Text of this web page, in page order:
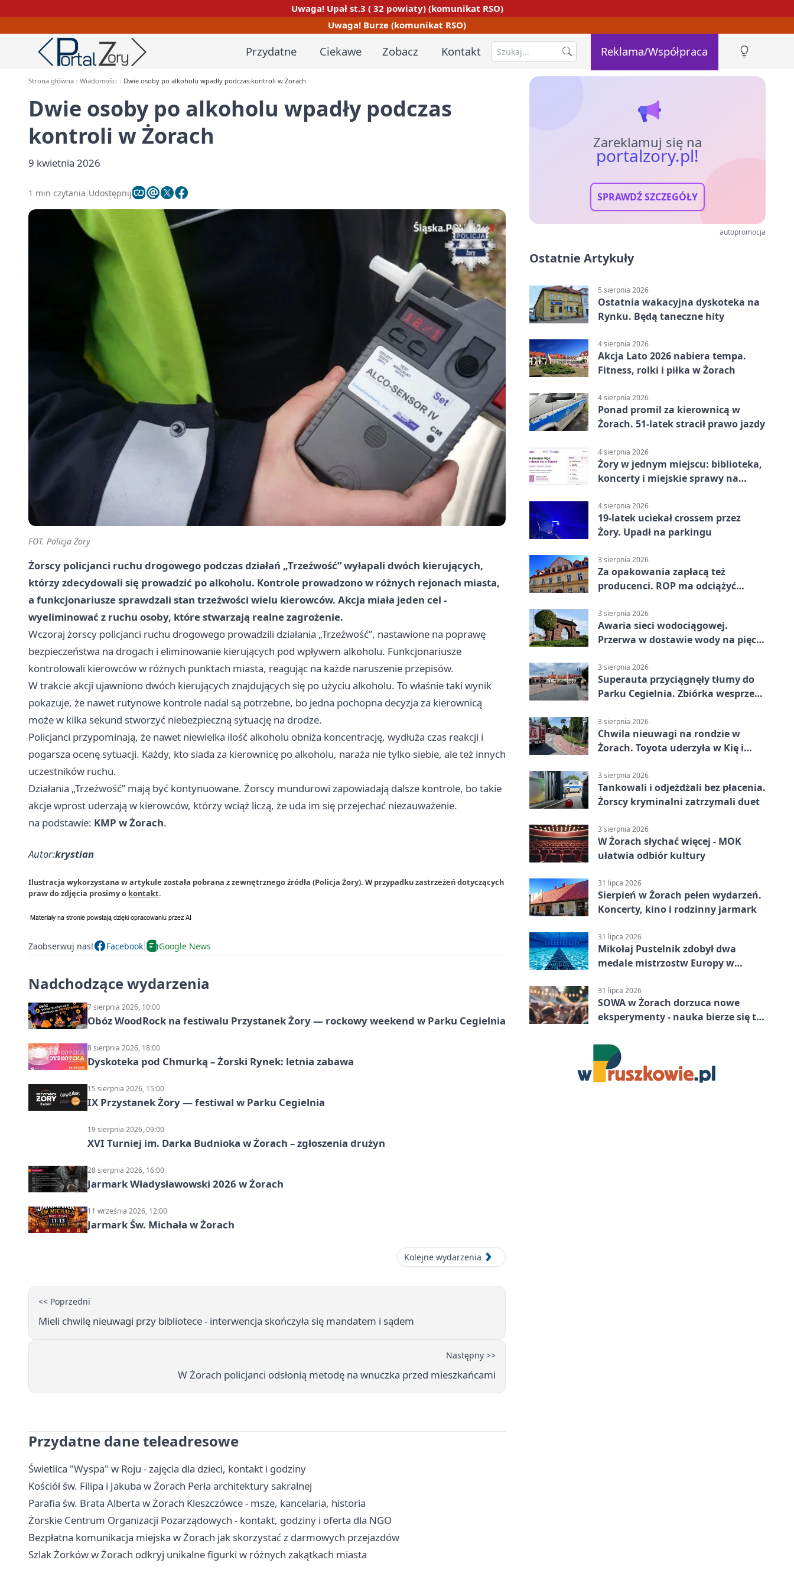
Uwaga! Upał st.3 ( 32 powiaty) (komunikat RSO)
Uwaga! Burze (komunikat RSO)
Przydatne Ciekawe Zobacz Kontakt Reklama/Współpraca
Strona główna Wiadomości Dwie osoby po alkoholu wpadły podczas kontroli w Żorach
Dwie osoby po alkoholu wpadły podczas
kontroli w Żorach
9 kwietnia 2026
1 min czytania Udostępnij
FOT. Policja Żory
Żorscy policjanci ruchu drogowego podczas działań „Trzeźwość” wyłapali dwóch kierujących,
którzy zdecydowali się prowadzić po alkoholu. Kontrole prowadzono w różnych rejonach miasta,
a funkcjonariusze sprawdzali stan trzeźwości wielu kierowców. Akcja miała jeden cel -
wyeliminować z ruchu osoby, które stwarzają realne zagrożenie.
Wczoraj żorscy policjanci ruchu drogowego prowadzili działania „Trzeźwość”, nastawione na poprawę
bezpieczeństwa na drogach i eliminowanie kierujących pod wpływem alkoholu. Funkcjonariusze
kontrolowali kierowców w różnych punktach miasta, reagując na każde naruszenie przepisów.
W trakcie akcji ujawniono dwóch kierujących znajdujących się po użyciu alkoholu. To właśnie taki wynik
pokazuje, że nawet rutynowe kontrole nadal są potrzebne, bo jedna pochopna decyzja za kierownicą
może w kilka sekund stworzyć niebezpieczną sytuację na drodze.
Policjanci przypominają, że nawet niewielka ilość alkoholu obniża koncentrację, wydłuża czas reakcji i
pogarsza ocenę sytuacji. Każdy, kto siada za kierownicę po alkoholu, naraża nie tylko siebie, ale też innych
uczestników ruchu.
Działania „Trzeźwość” mają być kontynuowane. Żorscy mundurowi zapowiadają dalsze kontrole, bo takie
akcje wprost uderzają w kierowców, którzy wciąż liczą, że uda im się przejechać niezauważenie.
na podstawie: KMP w Żorach.
Autor:krystian
Ilustracja wykorzystana w artykule została pobrana z zewnętrznego źródła (Policja Żory). W przypadku zastrzeżeń dotyczących
praw do zdjęcia prosimy o kontakt.
Zaobserwuj nas! Facebook Google News
Nadchodzące wydarzenia
7 sierpnia 2026, 10:00
Obóz WoodRock na festiwalu Przystanek Żory — rockowy weekend w Parku Cegielnia
8 sierpnia 2026, 18:00
Dyskoteka pod Chmurką – Żorski Rynek: letnia zabawa
15 sierpnia 2026, 15:00
IX Przystanek Żory — festiwal w Parku Cegielnia
19 sierpnia 2026, 09:00
XVI Turniej im. Darka Budnioka w Żorach – zgłoszenia drużyn
28 sierpnia 2026, 16:00
Jarmark Władysławowski 2026 w Żorach
11 września 2026, 12:00
Jarmark Św. Michała w Żorach
Kolejne wydarzenia
<< Poprzedni
Mieli chwilę nieuwagi przy bibliotece - interwencja skończyła się mandatem i sądem
Następny >>
W Żorach policjanci odsłonią metodę na wnuczka przed mieszkańcami
Przydatne dane teleadresowe
Świetlica "Wyspa" w Roju - zajęcia dla dzieci, kontakt i godziny
Kościół św. Filipa i Jakuba w Żorach Perła architektury sakralnej
Parafia św. Brata Alberta w Żorach Kleszczówce - msze, kancelaria, historia
Żorskie Centrum Organizacji Pozarządowych - kontakt, godziny i oferta dla NGO
Bezpłatna komunikacja miejska w Żorach jak skorzystać z darmowych przejazdów
Szlak Żorków w Żorach odkryj unikalne figurki w różnych zakątkach miasta
Zareklamuj się na
portalzory.pl!
SPRAWDŹ SZCZEGÓŁY
autopromocja
Ostatnie Artykuły
5 sierpnia 2026
Ostatnia wakacyjna dyskoteka na
Rynku. Będą taneczne hity
4 sierpnia 2026
Akcja Lato 2026 nabiera tempa.
Fitness, rolki i piłka w Żorach
4 sierpnia 2026
Ponad promil za kierownicą w
Żorach. 51-latek stracił prawo jazdy
4 sierpnia 2026
Żory w jednym miejscu: biblioteka,
koncerty i miejskie sprawy na
4 sierpnia 2026
19-latek uciekał crossem przez
Żory. Upadł na parkingu
3 sierpnia 2026
Za opakowania zapłacą też
producenci. ROP ma odciążyć
3 sierpnia 2026
Awaria sieci wodociągowej.
Przerwa w dostawie wody na pięciu
3 sierpnia 2026
Superauta przyciągnęły tłumy do
Parku Cegielnia. Zbiórka wesprze
3 sierpnia 2026
Chwila nieuwagi na rondzie w
Żorach. Toyota uderzyła w Kię i
3 sierpnia 2026
Tankowali i odjeżdżali bez płacenia.
Żorscy kryminalni zatrzymali duet
3 sierpnia 2026
W Żorach słychać więcej - MOK
ułatwia odbiór kultury
31 lipca 2026
Sierpień w Żorach pełen wydarzeń.
Koncerty, kino i rodzinny jarmark
31 lipca 2026
Mikołaj Pustelnik zdobył dwa
medale mistrzostw Europy w
31 lipca 2026
SOWA w Żorach dorzuca nowe
eksperymenty - nauka bierze się tu